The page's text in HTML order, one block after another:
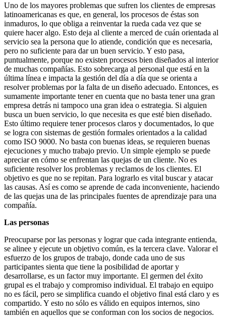
Uno de los mayores problemas que sufren los clientes de empresas
latinoamericanas es que, en general, los procesos de éstas son
inmaduros, lo que obliga a reinventar la rueda cada vez que se
quiere hacer algo. Esto deja al cliente a merced de cuán orientada al
servicio sea la persona que lo atiende, condición que es necesaria,
pero no suficiente para dar un buen servicio. Y esto pasa,
puntualmente, porque no existen procesos bien diseñados al interior
de muchas compañías. Esto sobrecarga al personal que está en la
última línea e impacta la gestión del día a día que se orienta a
resolver problemas por la falta de un diseño adecuado. Entonces, es
sumamente importante tener en cuenta que no basta tener una gran
empresa detrás ni tampoco una gran idea o estrategia. Si alguien
busca un buen servicio, lo que necesita es que esté bien diseñado.
Esto último requiere tener procesos claros y documentados, lo que
se logra con sistemas de gestión formales orientados a la calidad
como ISO 9000. No basta con buenas ideas, se requieren buenas
ejecuciones y mucho trabajo previo. Un simple ejemplo se puede
apreciar en cómo se enfrentan las quejas de un cliente. No es
suficiente resolver los problemas y reclamos de los clientes. El
objetivo es que no se repitan. Para lograrlo es vital buscar y atacar
las causas. Así es como se aprende de cada inconveniente, haciendo
de las quejas una de las principales fuentes de aprendizaje para una
compañía.
Las personas
Preocuparse por las personas y lograr que cada integrante entienda,
se alinee y ejecute un objetivo común, es la tercera clave. Valorar el
esfuerzo de los grupos de trabajo, donde cada uno de sus
participantes sienta que tiene la posibilidad de aportar y
desarrollarse, es un factor muy importante. El germen del éxito
grupal es el trabajo y compromiso individual. El trabajo en equipo
no es fácil, pero se simplifica cuando el objetivo final está claro y es
compartido. Y esto no sólo es válido en equipos internos, sino
también en aquellos que se conforman con los socios de negocios.